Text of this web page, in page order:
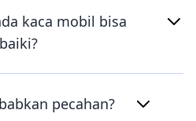
kaca mobil bisa
pecahan?